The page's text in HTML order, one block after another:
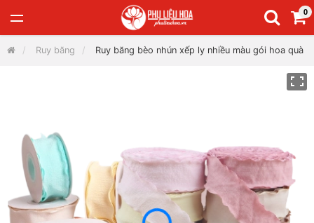
0
Ruy băng Ruy băng bèo nhún xếp ly nhiều màu gói hoa quà